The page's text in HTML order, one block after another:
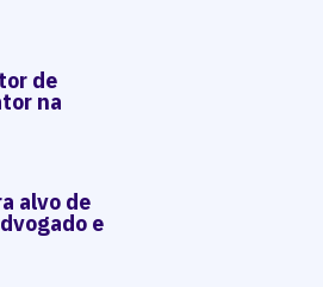
de
na
alvo de
e